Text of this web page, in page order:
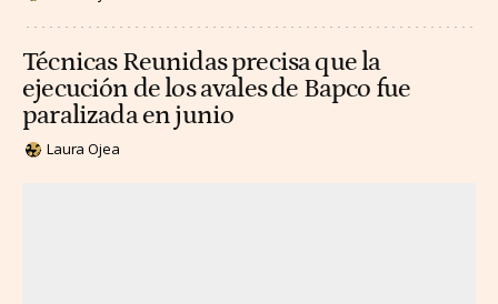
Técnicas Reunidas precisa que la
ejecución de los avales de Bapco fue
paralizada en junio
Laura Ojea